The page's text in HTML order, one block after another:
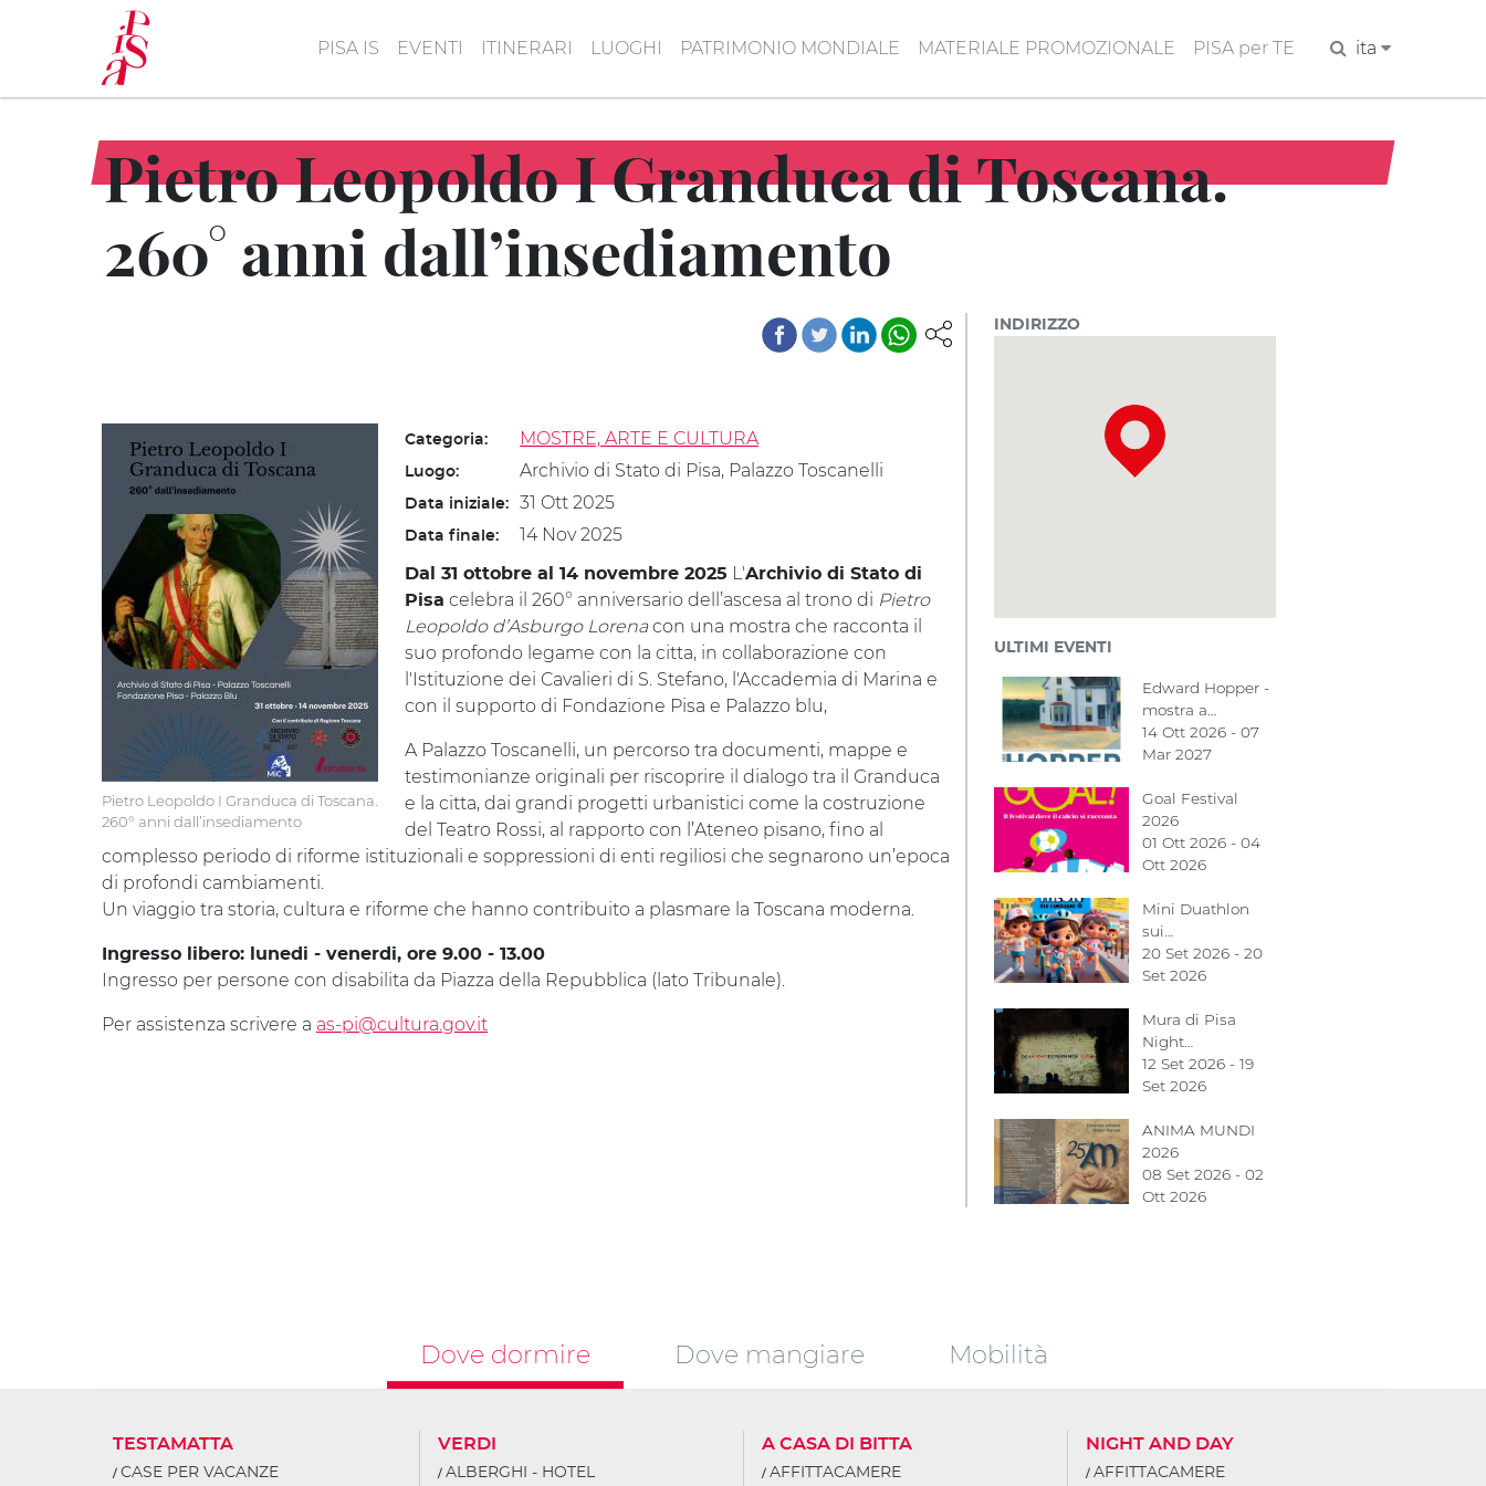
principale
PISA IS EVENTI ITINERARI LUOGHI PATRIMONIO MONDIALE MATERIALE PROMOZIONALE PISA per TE Cerca ita
Pietro Leopoldo I Granduca di Toscana.
260° anni dall’insediamento
Pietro Leopoldo I Granduca di Toscana.
260° anni dall’insediamento
Categoria: MOSTRE, ARTE E CULTURA
Luogo: Archivio di Stato di Pisa, Palazzo Toscanelli
Data iniziale: 31 Ott 2025
Data finale: 14 Nov 2025
Dal 31 ottobre al 14 novembre 2025 L'Archivio di Stato di
Pisa celebra il 260° anniversario dell’ascesa al trono di Pietro
Leopoldo d’Asburgo Lorenacon una mostra che racconta il
suo profondo legame con la citta, in collaborazione con
l'Istituzione dei Cavalieri di S. Stefano, l'Accademia di Marina e
con il supporto di Fondazione Pisa e Palazzo blu,
A Palazzo Toscanelli, un percorso tra documenti, mappe e
testimonianze originali per riscoprire il dialogo tra il Granduca
e la citta, dai grandi progetti urbanistici come la costruzione
del Teatro Rossi, al rapporto con l’Ateneo pisano, fino al
complesso periodo di riforme istituzionali e soppressioni di enti regiliosi che segnarono un’epoca
di profondi cambiamenti.
Un viaggio tra storia, cultura e riforme che hanno contribuito a plasmare la Toscana moderna.
Ingresso libero: lunedi - venerdi, ore 9.00 - 13.00
Ingresso per persone con disabilita da Piazza della Repubblica (lato Tribunale).
Per assistenza scrivere a as-pi@cultura.gov.it
INDIRIZZO
ULTIMI EVENTI
Edward Hopper -
mostra a…
14 Ott 2026 - 07
Mar 2027
Goal Festival
2026
01 Ott 2026 - 04
Ott 2026
Mini Duathlon
sui…
20 Set 2026 - 20
Set 2026
Mura di Pisa
Night…
12 Set 2026 - 19
Set 2026
ANIMA MUNDI
2026
08 Set 2026 - 02
Ott 2026
Dove dormire Dove mangiare Mobilità
TESTAMATTA
CASE PER VACANZE
VERDI
ALBERGHI - HOTEL
A CASA DI BITTA
AFFITTACAMERE
NIGHT AND DAY
AFFITTACAMERE